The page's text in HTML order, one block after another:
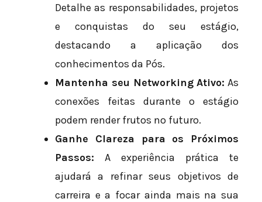
Detalhe as responsabilidades, projetos
e conquistas do seu estágio,
destacando a aplicação dos
conhecimentos da Pós.
Mantenha seu Networking Ativo: As
conexões feitas durante o estágio
podem render frutos no futuro.
Ganhe Clareza para os Próximos
Passos: A experiência prática te
ajudará a refinar seus objetivos de
carreira e a focar ainda mais na sua